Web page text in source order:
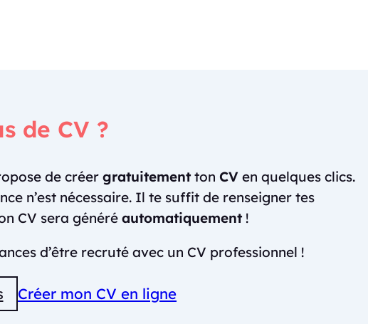
de CV ?
de créer gratuitement ton CV en quelques clics.
n’est nécessaire. Il te suffit de renseigner tes
CV sera généré automatiquement !
d’être recruté avec un CV professionnel !
Créer mon CV en ligne